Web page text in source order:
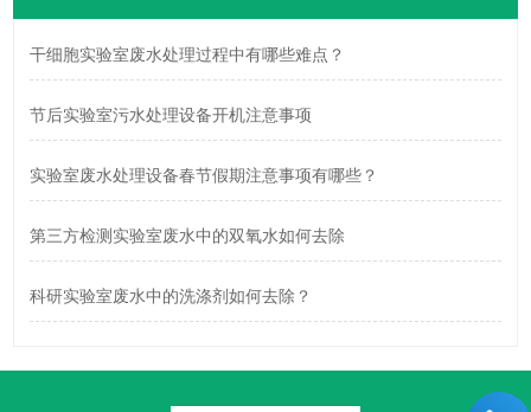
干细胞实验室废水处理过程中有哪些难点？
节后实验室污水处理设备开机注意事项
实验室废水处理设备春节假期注意事项有哪些？
第三方检测实验室废水中的双氧水如何去除
科研实验室废水中的洗涤剂如何去除？